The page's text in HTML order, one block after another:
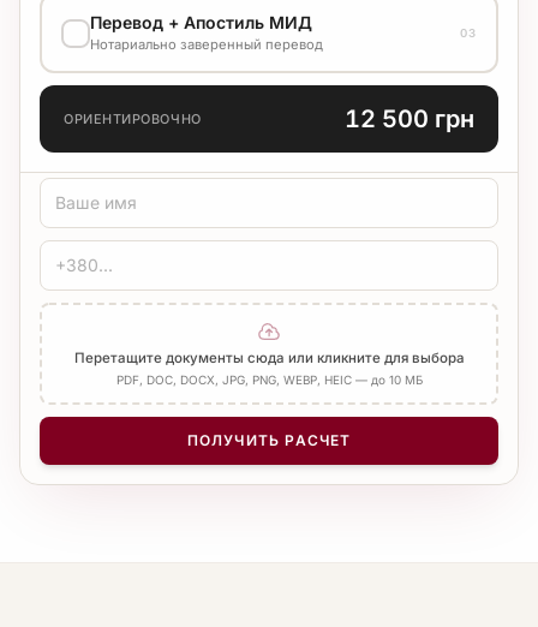
Стандарт 7 500 грн
Перевод + Апостиль МИД
Нотариально заверенный перевод
03
ТИП ПЕРЕВОДА
ЗАВЕРЕНИЕ
Печать бюро Нотариус
Добавить Апостиль
КОЛИЧЕСТВО СТРАНИЦ
ОРИЕНТИРОВОЧНО 12 500 грн
Перетащите документы сюда или кликните для выбора
PDF, DOC, DOCX, JPG, PNG, WEBP, HEIC — до 10 МБ
ПОЛУЧИТЬ РАСЧЕТ